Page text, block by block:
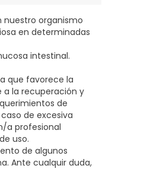
nuestro organismo
en determinadas
intestinal.
que favorece la
a la recuperación y
de
de excesiva
a profesional
uso.
de algunos
Ante cualquir duda,